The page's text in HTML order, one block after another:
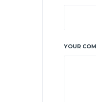
YOUR